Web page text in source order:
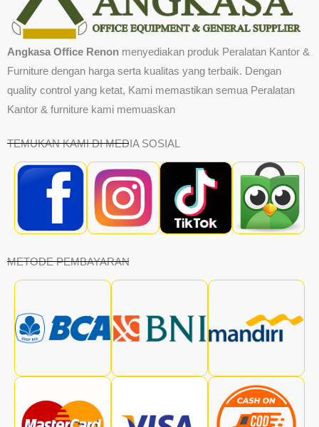
Angkasa Office Renon menyediakan produk Peralatan Kantor &
Furniture dengan harga serta kualitas yang terbaik. Dengan
quality control yang ketat, Kami memastikan semua Peralatan
Kantor & furniture kami memuaskan
TEMUKAN KAMI DI MEDIA SOSIAL
METODE PEMBAYARAN